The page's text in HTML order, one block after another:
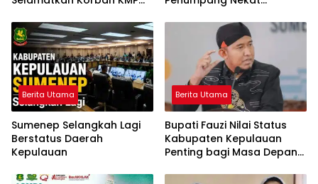
Berita Utama
Sumenep Selangkah Lagi
Berstatus Daerah
Kepulauan
Berita Utama
Bupati Fauzi Nilai Status
Kabupaten Kepulauan
Penting bagi Masa Depan